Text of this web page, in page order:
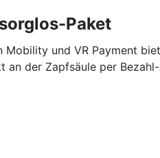
Paket
und VR Payment
an der Zapfsäule per